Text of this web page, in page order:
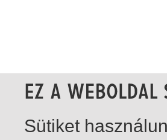
Sütiket